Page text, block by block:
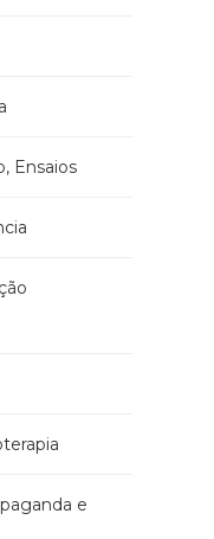
Ensaios
e